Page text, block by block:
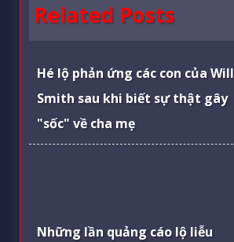
Related Posts
Hé lộ phản ứng các con của Will
Smith sau khi biết sự thật gây
"sốc" về cha mẹ
Những lần quảng cáo lộ liễu